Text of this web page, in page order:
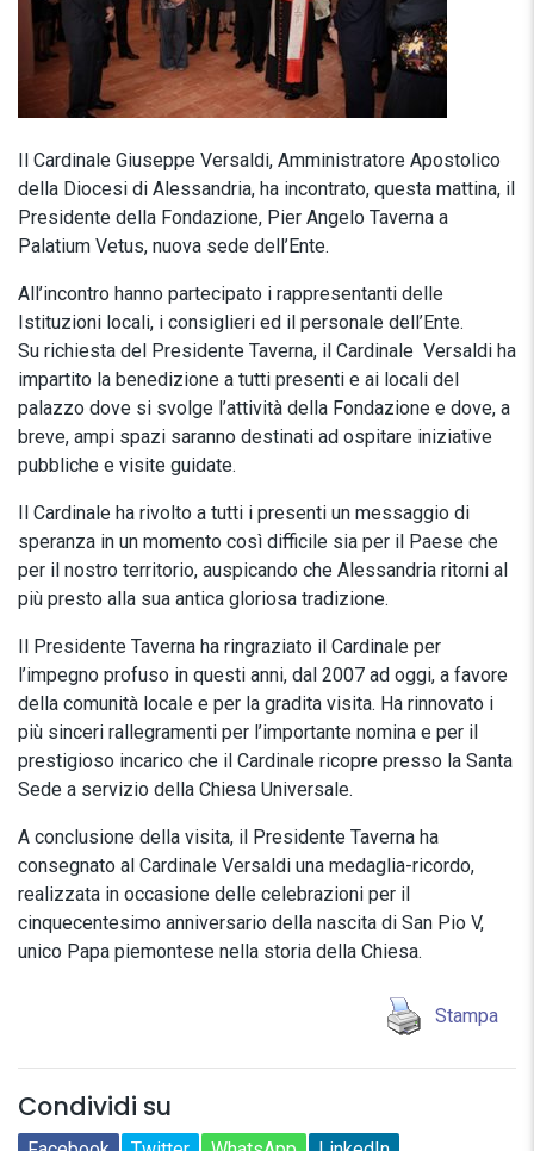
Il Cardinale Giuseppe Versaldi, Amministratore Apostolico
della Diocesi di Alessandria, ha incontrato, questa mattina, il
Presidente della Fondazione, Pier Angelo Taverna a
Palatium Vetus, nuova sede dell’Ente.
All’incontro hanno partecipato i rappresentanti delle
Istituzioni locali, i consiglieri ed il personale dell’Ente.
Su richiesta del Presidente Taverna, il Cardinale Versaldi ha
impartito la benedizione a tutti presenti e ai locali del
palazzo dove si svolge l’attività della Fondazione e dove, a
breve, ampi spazi saranno destinati ad ospitare iniziative
pubbliche e visite guidate.
Il Cardinale ha rivolto a tutti i presenti un messaggio di
speranza in un momento così difficile sia per il Paese che
per il nostro territorio, auspicando che Alessandria ritorni al
più presto alla sua antica gloriosa tradizione.
Il Presidente Taverna ha ringraziato il Cardinale per
l’impegno profuso in questi anni, dal 2007 ad oggi, a favore
della comunità locale e per la gradita visita. Ha rinnovato i
più sinceri rallegramenti per l’importante nomina e per il
prestigioso incarico che il Cardinale ricopre presso la Santa
Sede a servizio della Chiesa Universale.
A conclusione della visita, il Presidente Taverna ha
consegnato al Cardinale Versaldi una medaglia-ricordo,
realizzata in occasione delle celebrazioni per il
cinquecentesimo anniversario della nascita di San Pio V,
unico Papa piemontese nella storia della Chiesa.
Stampa
Condividi su